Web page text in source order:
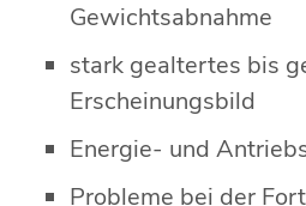
Gewichtsabnahme
stark gealtertes bis
Erscheinungsbild
Energie- und
Probleme bei der